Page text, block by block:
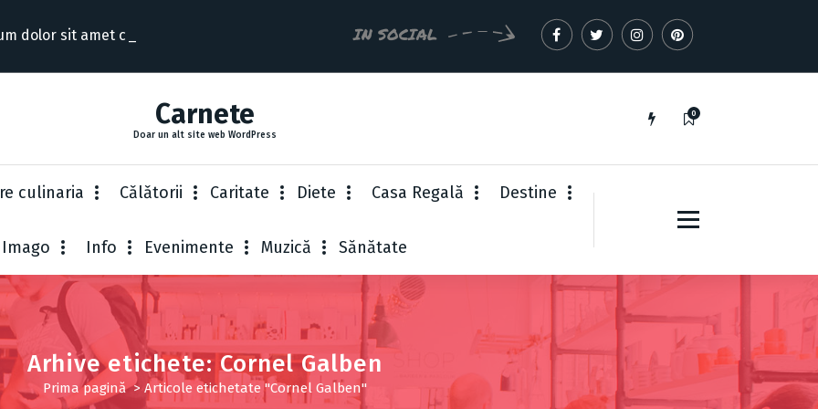
dolor sit amet consecte IN SOCIAL
Carnete
Doar un alt site web WordPress
0
culinaria Cǎlǎtorii Caritate Diete Casa Regală Destine
Imago Info Evenimente Muzică Sănătate
Arhive etichete: Cornel Galben
Prima pagină> Articole etichetate "Cornel Galben"